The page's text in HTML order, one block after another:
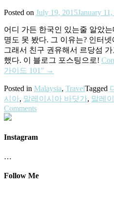
Posted on July 19, 2015January
어디 가든 한국인 있는줄 알았
명도 못 봤다. 그 이유는? 인터
그래서 친구 권유해서 르당섬
했다. 이 블로그 포스팅으로!
가이드 101” →
Posted in Malaysia, TravelTagged
시아, 말레이시아 바닷가, 말레
Comments
Instagram
…
Follow Me